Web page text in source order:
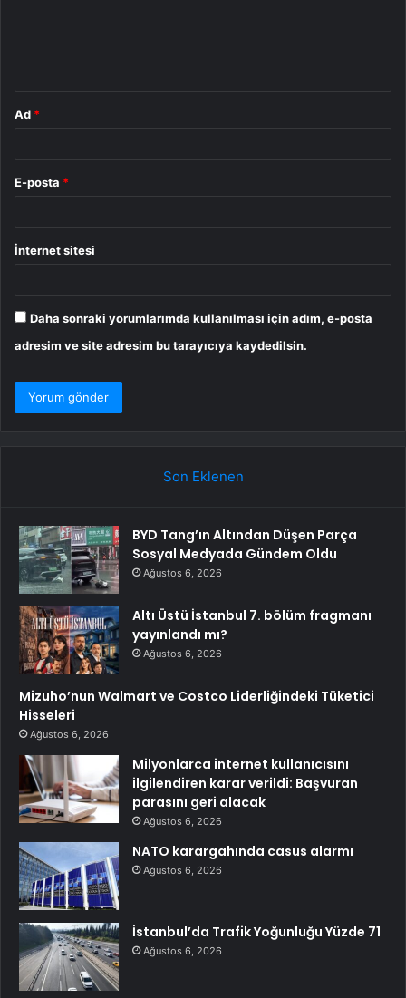
Ad *
E-posta *
İnternet sitesi
Daha sonraki yorumlarımda kullanılması için adım, e-posta
adresim ve site adresim bu tarayıcıya kaydedilsin.
Son Eklenen
BYD Tang’ın Altından Düşen Parça
Sosyal Medyada Gündem Oldu
Ağustos 6, 2026
Altı Üstü İstanbul 7. bölüm fragmanı
yayınlandı mı?
Ağustos 6, 2026
Mizuho’nun Walmart ve Costco Liderliğindeki Tüketici
Hisseleri
Ağustos 6, 2026
Milyonlarca internet kullanıcısını
ilgilendiren karar verildi: Başvuran
parasını geri alacak
Ağustos 6, 2026
NATO karargahında casus alarmı
Ağustos 6, 2026
İstanbul’da Trafik Yoğunluğu Yüzde 71
Ağustos 6, 2026